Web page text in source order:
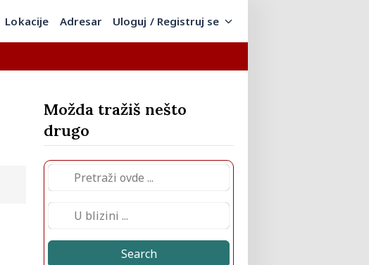
Lokacije Adresar Uloguj / Registruj se
Možda tražiš nešto
drugo
Search